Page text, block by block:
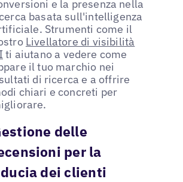
e la presenza nella
basata sull'intelligenza
Strumenti come il
Livellatore di visibilità
ti aiutano a vedere come
il tuo marchio nei
di ricerca e a offrire
chiari e concreti per
delle
per la
dei clienti